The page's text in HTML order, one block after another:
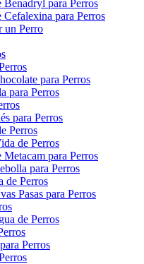
para Perros
para Perros
un Perro
para Perros
para Perros
para Perros
Perros
de Perros
para Perros
para Perros
de Perros
Pasas para Perros
de Perros
Perros